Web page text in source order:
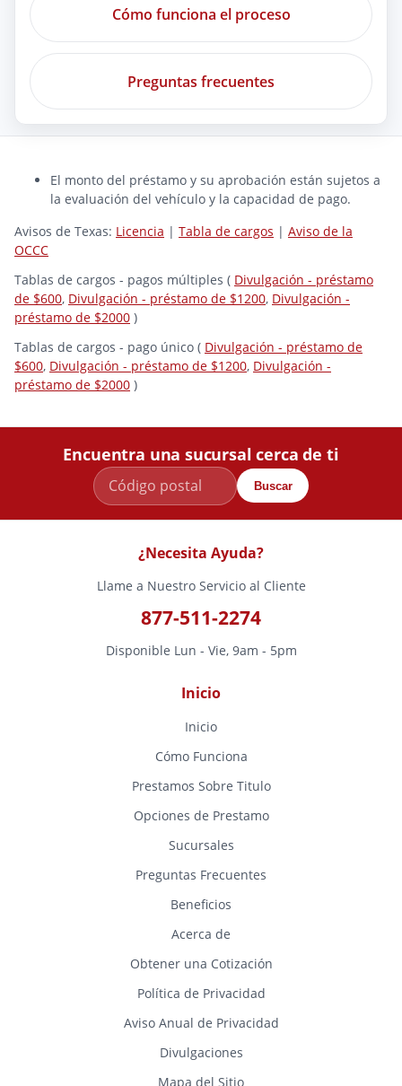
Cómo funciona el proceso
Preguntas frecuentes
El monto del préstamo y su aprobación están sujetos a
la evaluación del vehículo y la capacidad de pago.
Avisos de Texas: Licencia | Tabla de cargos | Aviso de la
OCCC
Tablas de cargos - pagos múltiples ( Divulgación - préstamo
de $600, Divulgación - préstamo de $1200, Divulgación -
préstamo de $2000 )
Tablas de cargos - pago único ( Divulgación - préstamo de
$600, Divulgación - préstamo de $1200, Divulgación -
préstamo de $2000 )
Encuentra una sucursal cerca de ti
Buscar
¿Necesita Ayuda?
Llame a Nuestro Servicio al Cliente
877-511-2274
Disponible Lun - Vie, 9am - 5pm
Inicio
Inicio
Cómo Funciona
Prestamos Sobre Titulo
Opciones de Prestamo
Sucursales
Preguntas Frecuentes
Beneficios
Acerca de
Obtener una Cotización
Política de Privacidad
Aviso Anual de Privacidad
Divulgaciones
Mapa del Sitio